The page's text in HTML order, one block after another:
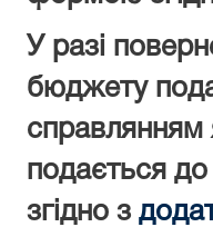
У разі
бюджету
подається
згідно з